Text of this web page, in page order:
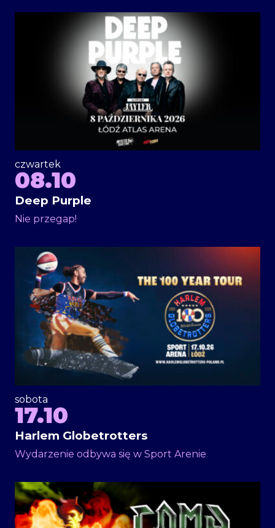
czwartek
08.10
Deep Purple
Nie przegap!
sobota
17.10
Harlem Globetrotters
Wydarzenie odbywa się w Sport Arenie